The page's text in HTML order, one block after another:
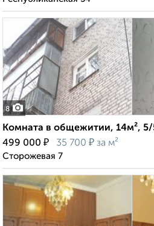
8
Комната в общежитии, 14м²,
499 000 ₽ 35 700 ₽ за м²
Сторожевая 7